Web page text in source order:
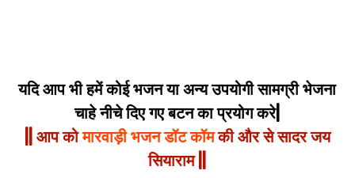
यदि आप भी हमें कोई भजन या अन्य उपयोगी सामग्री भेजना
चाहे नीचे दिए गए बटन का प्रयोग करे|
|| आप कोमारवाड़ी भजन डॉट कॉमकी और से सादर जय
सियाराम ||